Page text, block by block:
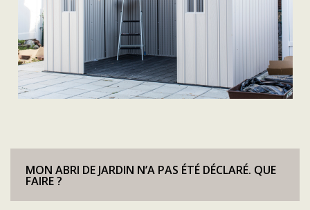
MON ABRI DE JARDIN N’A PAS ÉTÉ DÉCLARÉ. QUE
FAIRE ?